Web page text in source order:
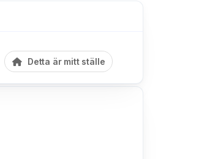
Detta är mitt ställe